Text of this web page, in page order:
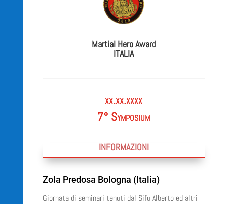
Martial Hero Award
ITALIA
xx.xx.xxxx
7° Symposium
INFORMAZIONI
Zola Predosa Bologna (Italia)
Giornata di seminari tenuti dal Sifu Alberto ed altri